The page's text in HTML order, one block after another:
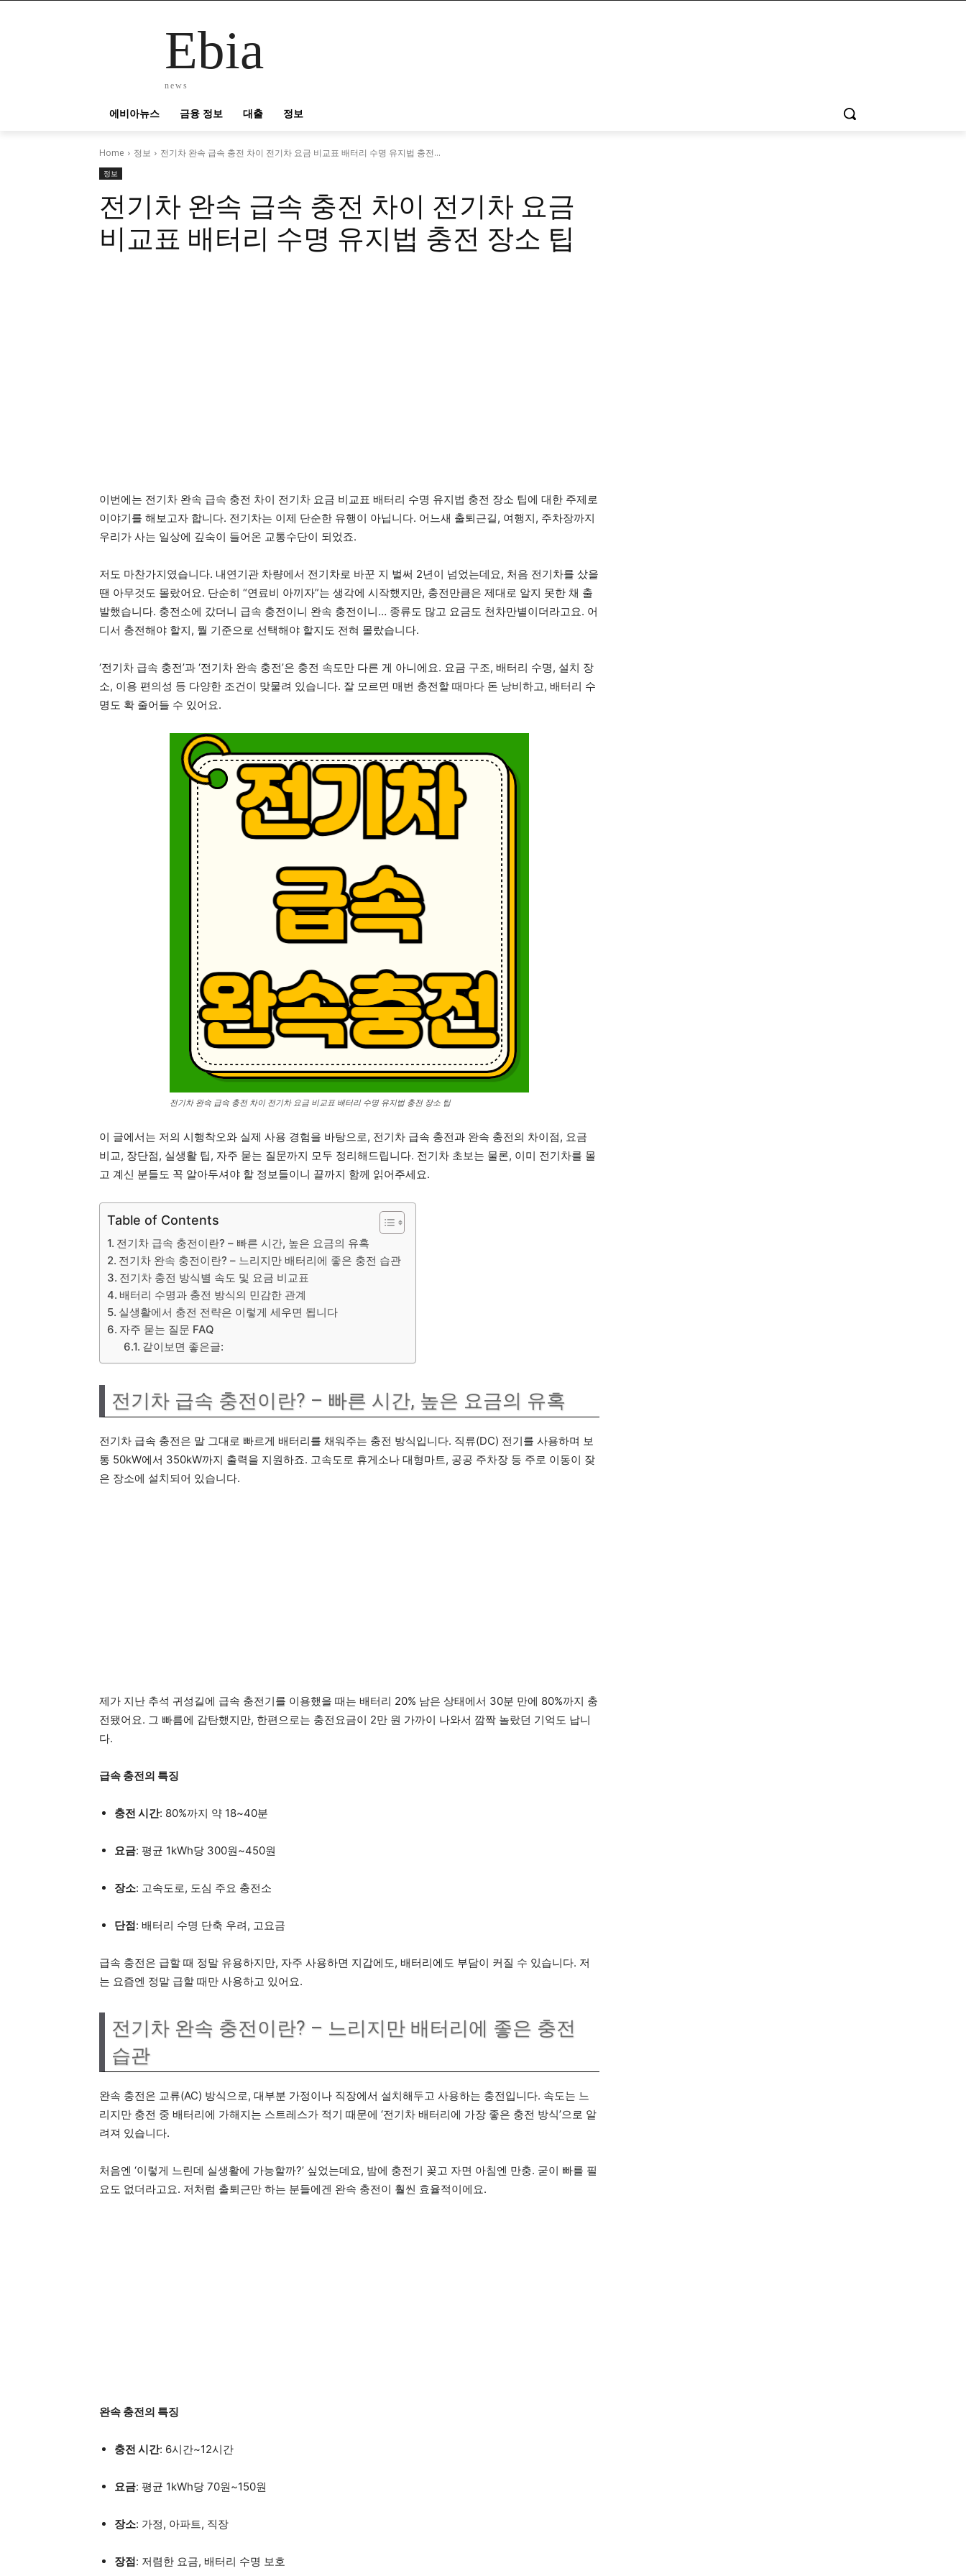
Ebia
news
에비아뉴스 금융 정보 대출 정보
Home 정보 전기차 완속 급속 충전 차이 전기차 요금 비교표 배터리 수명 유지법 충전...
정보
전기차 완속 급속 충전 차이 전기차 요금
비교표 배터리 수명 유지법 충전 장소 팁
이번에는 전기차 완속 급속 충전 차이 전기차 요금 비교표 배터리 수명 유지법 충전 장소 팁에 대한 주제로
이야기를 해보고자 합니다. 전기차는 이제 단순한 유행이 아닙니다. 어느새 출퇴근길, 여행지, 주차장까지
우리가 사는 일상에 깊숙이 들어온 교통수단이 되었죠.
저도 마찬가지였습니다. 내연기관 차량에서 전기차로 바꾼 지 벌써 2년이 넘었는데요, 처음 전기차를 샀을
땐 아무것도 몰랐어요. 단순히 “연료비 아끼자”는 생각에 시작했지만, 충전만큼은 제대로 알지 못한 채 출
발했습니다. 충전소에 갔더니 급속 충전이니 완속 충전이니… 종류도 많고 요금도 천차만별이더라고요. 어
디서 충전해야 할지, 뭘 기준으로 선택해야 할지도 전혀 몰랐습니다.
‘전기차 급속 충전’과 ‘전기차 완속 충전’은 충전 속도만 다른 게 아니에요. 요금 구조, 배터리 수명, 설치 장
소, 이용 편의성 등 다양한 조건이 맞물려 있습니다. 잘 모르면 매번 충전할 때마다 돈 낭비하고, 배터리 수
명도 확 줄어들 수 있어요.
전기차 완속 급속 충전 차이 전기차 요금 비교표 배터리 수명 유지법 충전 장소 팁
이 글에서는 저의 시행착오와 실제 사용 경험을 바탕으로, 전기차 급속 충전과 완속 충전의 차이점, 요금
비교, 장단점, 실생활 팁, 자주 묻는 질문까지 모두 정리해드립니다. 전기차 초보는 물론, 이미 전기차를 몰
고 계신 분들도 꼭 알아두셔야 할 정보들이니 끝까지 함께 읽어주세요.
Table of Contents
전기차 급속 충전이란? – 빠른 시간, 높은 요금의 유혹
전기차 완속 충전이란? – 느리지만 배터리에 좋은 충전 습관
전기차 충전 방식별 속도 및 요금 비교표
배터리 수명과 충전 방식의 민감한 관계
실생활에서 충전 전략은 이렇게 세우면 됩니다
자주 묻는 질문 FAQ
같이보면 좋은글:
전기차 급속 충전이란? – 빠른 시간, 높은 요금의 유혹
전기차 급속 충전은 말 그대로 빠르게 배터리를 채워주는 충전 방식입니다. 직류(DC) 전기를 사용하며 보
통 50kW에서 350kW까지 출력을 지원하죠. 고속도로 휴게소나 대형마트, 공공 주차장 등 주로 이동이 잦
은 장소에 설치되어 있습니다.
제가 지난 추석 귀성길에 급속 충전기를 이용했을 때는 배터리 20% 남은 상태에서 30분 만에 80%까지 충
전됐어요. 그 빠름에 감탄했지만, 한편으로는 충전요금이 2만 원 가까이 나와서 깜짝 놀랐던 기억도 납니
다.
급속 충전의 특징
충전 시간: 80%까지 약 18~40분
요금: 평균 1kWh당 300원~450원
장소: 고속도로, 도심 주요 충전소
단점: 배터리 수명 단축 우려, 고요금
급속 충전은 급할 때 정말 유용하지만, 자주 사용하면 지갑에도, 배터리에도 부담이 커질 수 있습니다. 저
는 요즘엔 정말 급할 때만 사용하고 있어요.
전기차 완속 충전이란? – 느리지만 배터리에 좋은 충전
습관
완속 충전은 교류(AC) 방식으로, 대부분 가정이나 직장에서 설치해두고 사용하는 충전입니다. 속도는 느
리지만 충전 중 배터리에 가해지는 스트레스가 적기 때문에 ‘전기차 배터리에 가장 좋은 충전 방식’으로 알
려져 있습니다.
처음엔 ‘이렇게 느린데 실생활에 가능할까?’ 싶었는데요, 밤에 충전기 꽂고 자면 아침엔 만충. 굳이 빠를 필
요도 없더라고요. 저처럼 출퇴근만 하는 분들에겐 완속 충전이 훨씬 효율적이에요.
완속 충전의 특징
충전 시간: 6시간~12시간
요금: 평균 1kWh당 70원~150원
장소: 가정, 아파트, 직장
장점: 저렴한 요금, 배터리 수명 보호